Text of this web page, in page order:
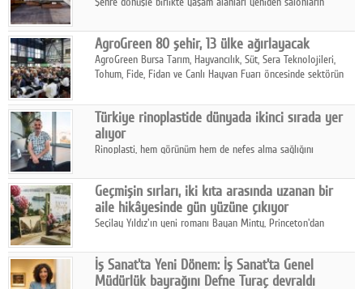
sonbaharın tasarım kodlarını açıklıyor.
AgroGreen 80 şehir, 13 ülke ağırlayacak
AgroGreen Bursa Tarım, Hayvancılık, Süt, Sera Teknolojileri,
Tohum, Fide, Fidan ve Canlı Hayvan Fuarı öncesinde sektörün
Türkiye rinoplastide dünyada ikinci sırada yer
alıyor
Rinoplasti, hem görünüm hem de nefes alma sağlığını
biri konumunda.
Geçmişin sırları, iki kıta arasında uzanan bir
aile hikâyesinde gün yüzüne çıkıyor
Seçilay Yıldız'ın yeni romanı Bayan Minty, Princeton'dan
katmanlı bir aile hikâyesi anlatıyor.
İş Sanat'ta Yeni Dönem: İş Sanat'ta Genel
Müdürlük bayrağını Defne Turaç devraldı